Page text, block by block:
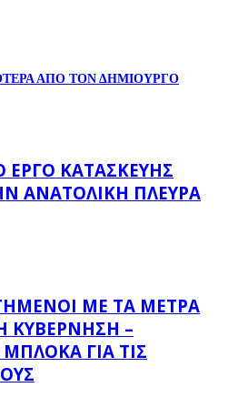
ΑΠΟ ΤΟΝ ΔΗΜΙΟΥΡΓΟ
ΚΑΤΑΣΚΕΥΉΣ
ΑΝΑΤΟΛΙΚΉ ΠΛΕΥΡΆ
ΜΕ ΤΑ ΜΈΤΡΑ
ΚΥΒΈΡΝΗΣΗ –
ΓΙΑ ΤΙΣ